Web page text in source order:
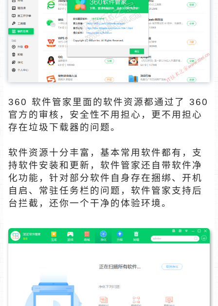
360 软件管家里面的软件资源都通过了 360
官方的审核，安全性不用担心，更不用担心
存在垃圾下载器的问题。
软件资源十分丰富，基本常用软件都有，支
持软件安装和更新，软件管家还自带软件净
化功能，针对部分软件自身存在捆绑、开机
自启、常驻任务栏的问题，软件管家支持后
台拦截，还你一个干净的体验环境。